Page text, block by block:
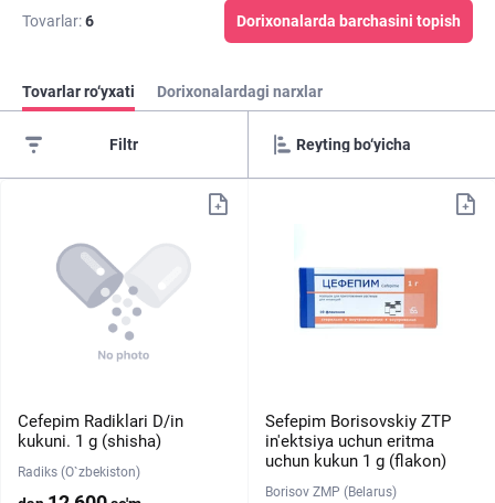
Tovarlar:6 Dorixonalarda barchasini topish
Tovarlar ro‘yxati Dorixonalardagi narxlar
Filtr
Cefepim Radiklari D/in
kukuni. 1 g (shisha)
Radiks (O`zbekiston)
Sefepim Borisovskiy ZTP
in'ektsiya uchun eritma
uchun kukun 1 g (flakon)
Borisov ZMP (Belarus)